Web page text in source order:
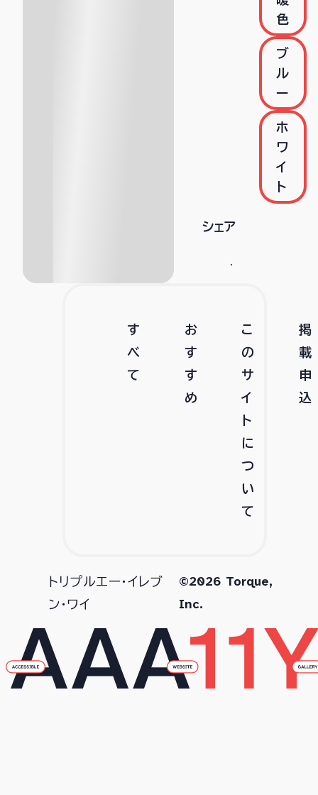
色
ブ
ル
ー
ホ
ワ
イ
ト
シェア
す
べ
て
お
す
す
め
こ
の
サ
イ
ト
に
つ
い
て
掲
載
申
込
トリプルエー・イレブ
ン・ワイ
©2026 Torque,
Inc.